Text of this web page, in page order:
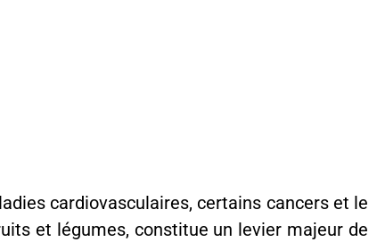
cardiovasculaires, certains cancers et le
et légumes, constitue un levier majeur de